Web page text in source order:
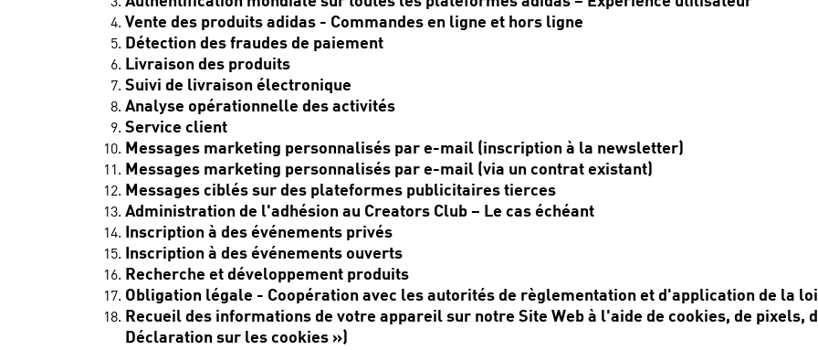
Vente des produits adidas - Commandes en ligne et hors ligne
Détection des fraudes de paiement
Livraison des produits
Suivi de livraison électronique
Analyse opérationnelle des activités
Service client
Messages marketing personnalisés par e-mail (inscription à la newsletter)
Messages marketing personnalisés par e-mail (via un contrat existant)
Messages ciblés sur des plateformes publicitaires tierces
Administration de l'adhésion au Creators Club – Le cas échéant
Inscription à des événements privés
Inscription à des événements ouverts
Recherche et développement produits
Obligation légale - Coopération avec les autorités de règlementation et d'application de la
Recueil des informations de votre appareil sur notre Site Web à l'aide de cookies, de
Déclaration sur les cookies »)